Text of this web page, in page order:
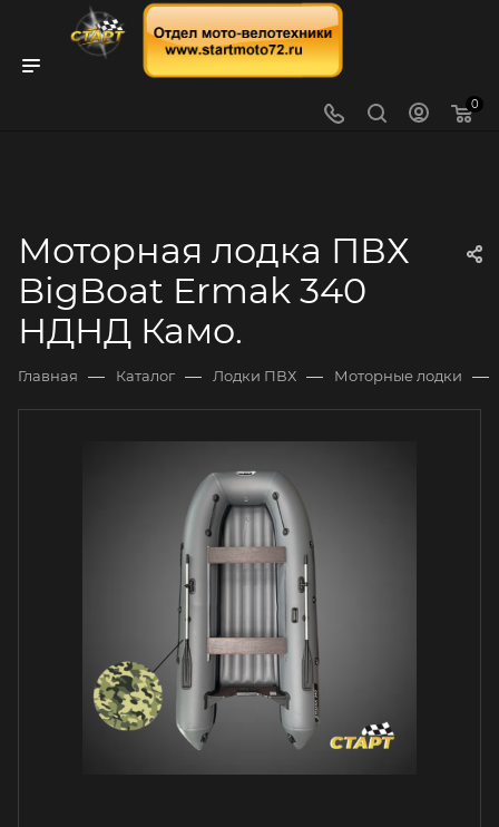
0
Моторная лодка ПВХ
BigBoat Ermak 340
НДНД Камо.
Главная — Каталог — Лодки ПВХ — Моторные лодки —